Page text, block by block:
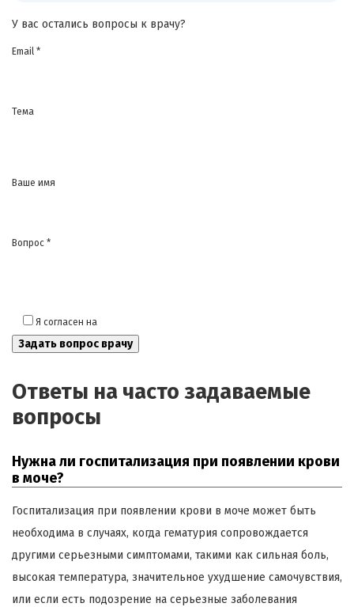
У вас остались вопросы к врачу?
Email *
Тема
Ваше имя
Вопрос *
Я согласен на
Ответы на часто задаваемые
вопросы
Нужна ли госпитализация при появлении крови
в моче?
Госпитализация при появлении крови в моче может быть
необходима в случаях, когда гематурия сопровождается
другими серьезными симптомами, такими как сильная боль,
высокая температура, значительное ухудшение самочувствия,
или если есть подозрение на серьезные заболевания